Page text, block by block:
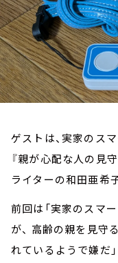
ゲストは、実家のス
『親が心配な人の見
ライターの和田亜希
前回は「実家のスマ
が、 高齢の親を見守
れているようで嫌だ